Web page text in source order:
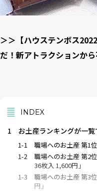
＞＞【ハウステンボス
だ！新アトラクションか
INDEX
1 お土産ランキングが一覧
1-1
職場へのお土産 第1
1-2
職場へのお土産 第2
36枚入 1,600円」
1-3
職場へのお土産 第3
円」